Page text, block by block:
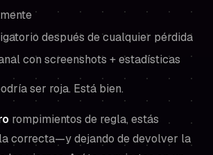
después de cualquier pérdida
con screenshots + estadísticas
ser roja. Está bien.
rompimientos de regla, estás
correcta—y dejando de devolver la